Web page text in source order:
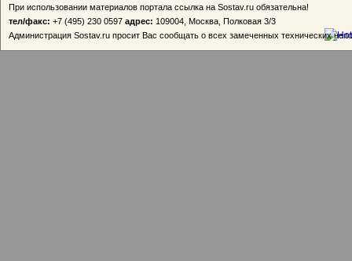
При использовании материалов портала ссылка на Sostav.ru обязательна!
тел/факс: +7 (495) 230 0597 адрес: 109004, Москва, Полковая 3/3
Администрация Sostav.ru просит Вас сообщать о всех замеченных технических